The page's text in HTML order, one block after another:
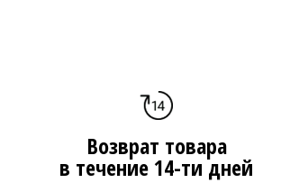
Возврат товара
в течение 14-ти дней